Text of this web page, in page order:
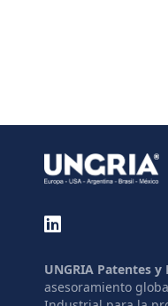
UNGRIA Patentes y
asesoramiento